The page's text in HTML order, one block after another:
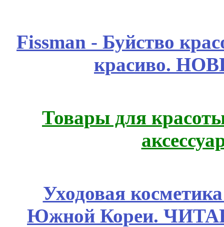
Fissmаn - Буйство
красиво.
Товары для
Уходовая
Южной Кореи.